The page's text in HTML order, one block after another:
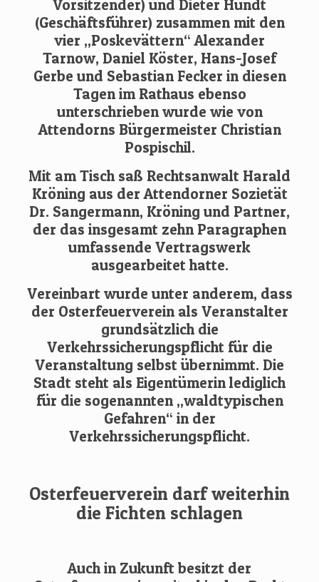
Vorsitzender) und Dieter Hundt
(Geschäftsführer) zusammen mit den
vier „Poskevättern“ Alexander
Tarnow, Daniel Köster, Hans-Josef
Gerbe und Sebastian Fecker in diesen
Tagen im Rathaus ebenso
unterschrieben wurde wie von
Attendorns Bürgermeister Christian
Pospischil.
Mit am Tisch saß Rechtsanwalt Harald
Kröning aus der Attendorner Sozietät
Dr. Sangermann, Kröning und Partner,
der das insgesamt zehn Paragraphen
umfassende Vertragswerk
ausgearbeitet hatte.
Vereinbart wurde unter anderem, dass
der Osterfeuerverein als Veranstalter
grundsätzlich die
Verkehrssicherungspflicht für die
Veranstaltung selbst übernimmt. Die
Stadt steht als Eigentümerin lediglich
für die sogenannten „waldtypischen
Gefahren“ in der
Verkehrssicherungspflicht.
Osterfeuerverein darf weiterhin
die Fichten schlagen
Auch in Zukunft besitzt der